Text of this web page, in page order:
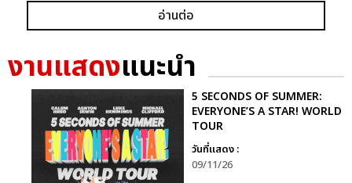
อ่านต่อ
งานแสดงแนะนำ
5 SECONDS OF SUMMER:
EVERYONE’S A STAR! WORLD
TOUR
วันที่แสดง :
09/11/26